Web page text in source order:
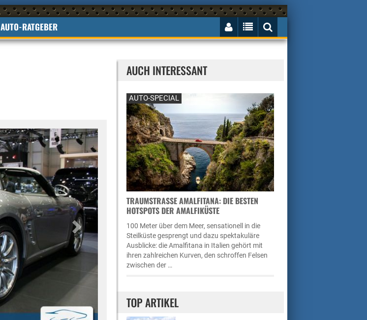
AUTO-RATGEBER
AUCH INTERESSANT
AUTO-SPECIAL
TRAUMSTRASSE AMALFITANA: DIE BESTEN H
OTSPOTS DER AMALFIKÜSTE
100 Meter über dem Meer, sensationell in die
Steilküste gesprengt und dazu spektakuläre
Ausblicke: die Amalfitana in Italien gehört mit
ihren zahlreichen Kurven, den schroffen Felsen
zwischen der …
TOP ARTIKEL